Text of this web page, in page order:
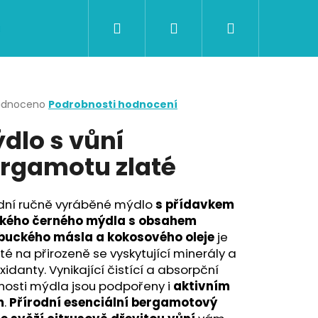
CERTIFIKÁTY A POUKAZY BAZAR
Přihlášení
Podrobnosti hodnocení
s vůní
zlaté
ručně vyráběné mýdlos přídavkem
černého mýdla s obsahem
másla a kokosového oleje je
na přirozeně se vyskytující minerály a
Vynikající čistící a absorpční
mýdla jsou podpořeny i aktivním
. Přírodní esenciální bergamotový
Následující